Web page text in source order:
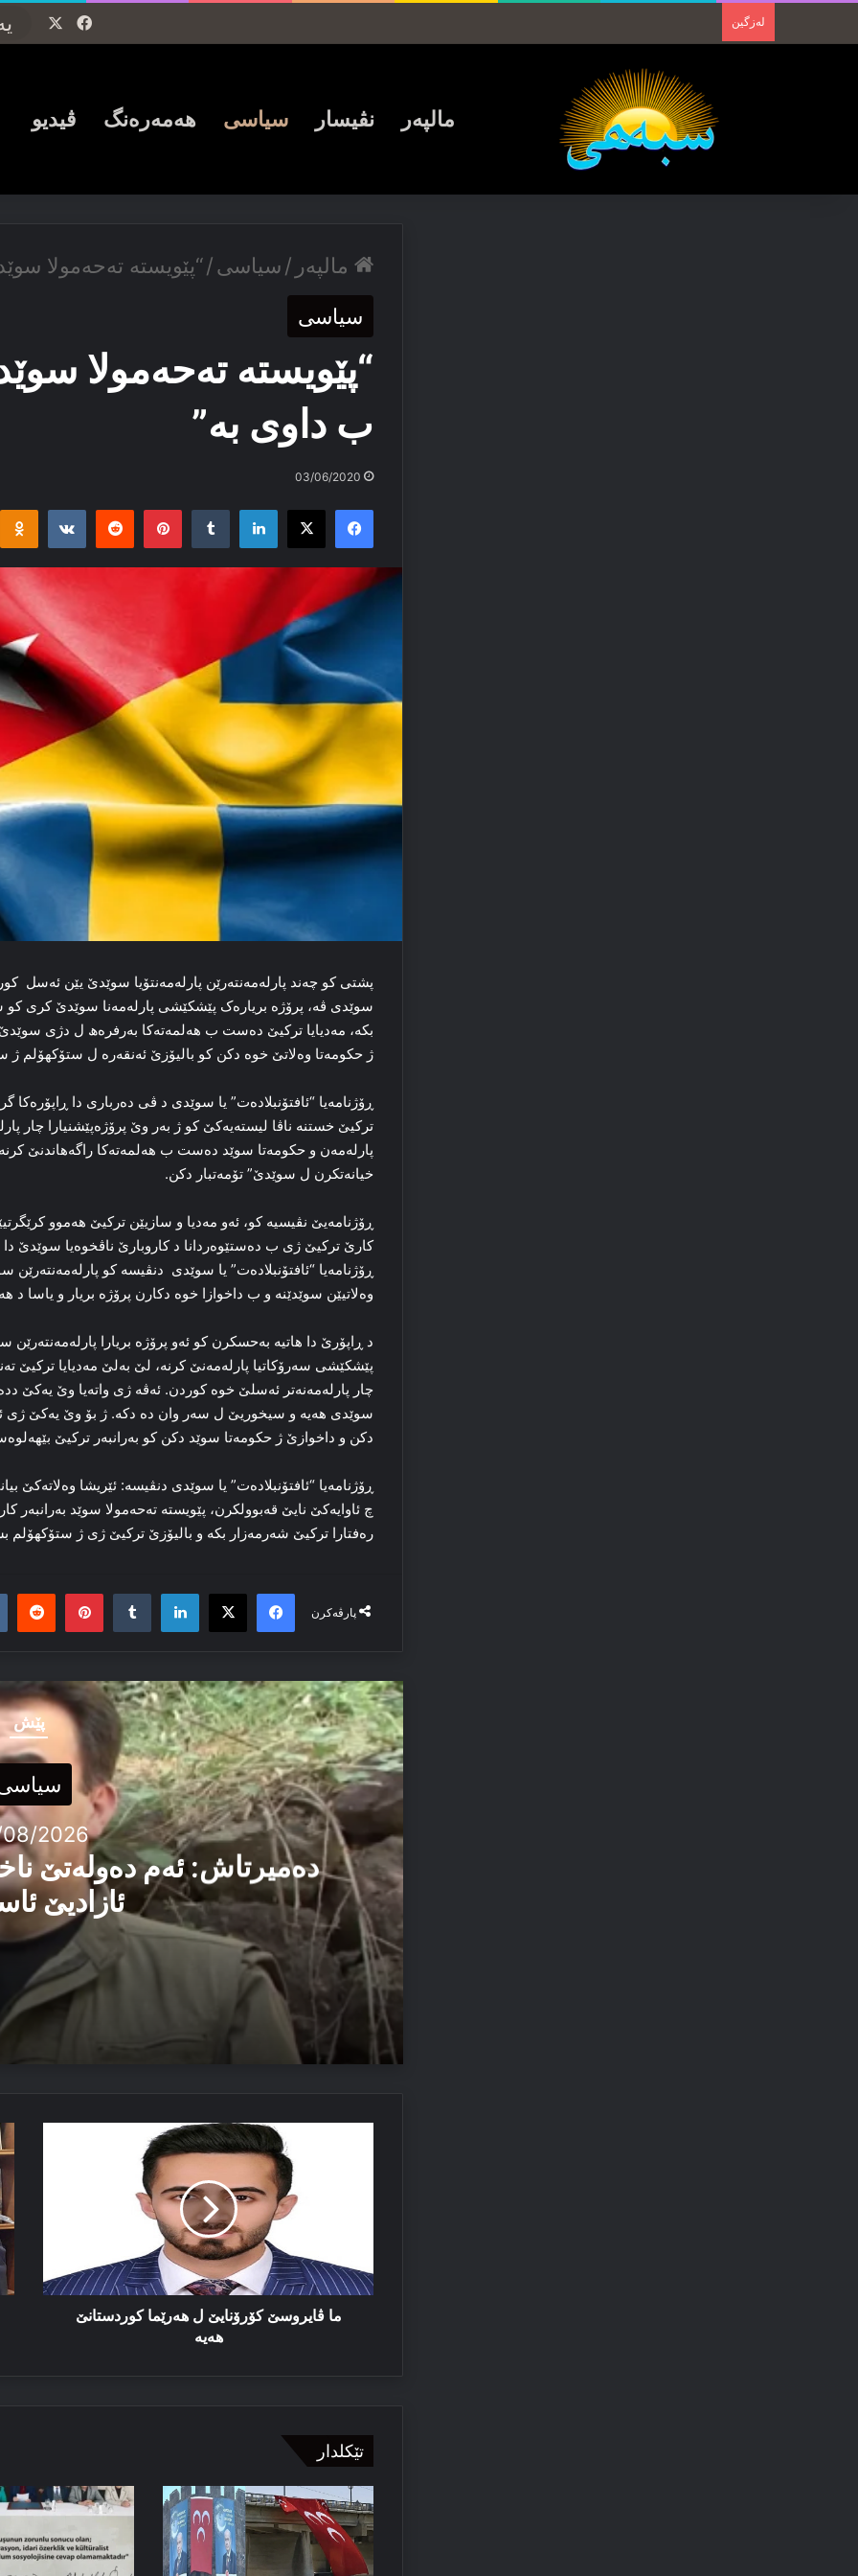
لەزگین Facebook
مالپەر نڤیسار سیاسی ھەمەرەنگ ڤیدیو
مالپەر /سیاسی/“پێویستە تەحەمولا
سیاسی
“پێویستە تەحەمولا
ب داوی بە”
03/06/2020
Facebook
X
LinkedIn
Tumblr
Pinterest
Reddit
پشتی کو چه‌ند پارله‌مه‌نته‌رێن پارلەمەنتۆیا سوێدێ یێن ئەسل
سوێدی ڤە، پرۆژه‌ بریاره‌ک پێشکێشی پارله‌مه‌نا سوێدێ کری کو
بكە، مه‌دیایا ترکیێ ده‌ست ب هه‌لمه‌ته‌کا به‌رفره‌ھ ل دژی
ژ حکومه‌تا وه‌لاتێ خوه‌ دکن کو بالیۆزێ ئه‌نقه‌ره‌ ل ستۆکهۆلم
ترکیێ‌ خستنه‌ ناڤا لیسته‌یه‌کێ کو ژ بەر وێ پرۆژه‌پێشنیارا‌ چار
پارله‌مه‌ن و حکومه‌تا سوێد ده‌ست ب هه‌لمه‌ته‌کا راگەھاندنێ
خیانه‌تکرن ل سوێدێ” تۆمه‌تبار دکن.
ڕۆژنامه‌یێ نڤیسیه‌ كو، ئه‌و مه‌دیا و سازیێن ترکیێ هه‌موو
کارێ ترکیێ‌ ژی ب ده‌ستێوه‌ردانا د کاروبارێ ناڤخوه‌یا سوێدێ
ڕۆژنامه‌یا “ئافتۆنبلاده‌ت” یا سوێدی ‌ دنڤیسە كو
وه‌لاتیێن سوێدێنه‌ و ب داخوازا خوه‌ دکارن پرۆژه‌ بریار و یاسا
چار پارلەمەنەتر ئەسلێ خوە كوردن‌. ئه‌ڤه‌ ژی واته‌یا وێ یه‌کێ
سوێدی هه‌یه‌ و سیخوریێ ل سه‌ر وان ده‌ دکه‌. ژ بۆ وێ یه‌کێ ژی
دکن و داخوازێ ژ حکومه‌تا سوێد دکن كو به‌رانبه‌ر تركیێ
ڕۆژنامه‌یا “ئافتۆنبلاده‌ت” یا سوێدی‌ دنڤیسە: ئێریشا وه‌لاته‌کێ‌
چ ئاوایه‌کێ نایێ قه‌بوولکرن، پێویسته‌ تەحەمولا سوێد
رەفتارا تركیێ شه‌رمه‌زار بکە و بالیۆزێ ترکیێ‌ ژی ژ ستۆکهۆلم
پارڤەکرن
Facebook
X
LinkedIn
Tumblr
پێش
2026
دەمیرتاش: ئەم دەولەتێ
ئازادیێ
06/08/2026
دەمیرتاش: ئەم دەولەتێ ناخوازن دەولەت ل پێشییا
پەیاما سەرۆک نێچیرڤان بارزانی د سالڤەگەرا
ما
ما ڤايروسێ كۆرۆنایێ ل هەرێما كوردستانێ
هەيە
-
بۆ
تێکلدار